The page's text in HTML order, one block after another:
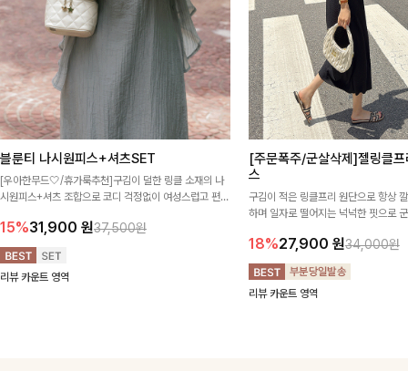
블룬티 나시원피스+셔츠SET
[우아한무드🤍/휴가룩추천]구김이 덜한 링클 소재의 나
시원피스+셔츠 조합으로 코디 걱정없이 여성스럽고 편안
15%31,900 원37,500원
리뷰 카운트 영역
[주문폭주/군살삭제]젤링클프
스
구김이 적은 링클프리 원단으로 항상
하며 일자로 떨어지는 넉넉한 핏으로
18%27,900 원34,000원
리뷰 카운트 영역